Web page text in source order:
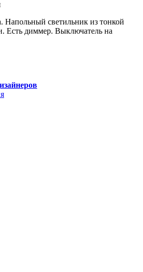
Напольный светильник из тонкой
Есть диммер. Выключатель на